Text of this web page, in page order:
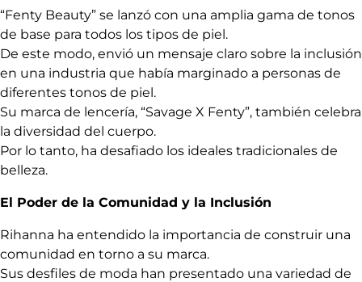
“Fenty Beauty” se lanzó con una amplia gama de tonos
de base para todos los tipos de piel.
De este modo, envió un mensaje claro sobre la inclusión
en una industria que había marginado a personas de
diferentes tonos de piel.
Su marca de lencería, “Savage X Fenty”, también celebra
la diversidad del cuerpo.
Por lo tanto, ha desafiado los ideales tradicionales de
belleza.
El Poder de la Comunidad y la Inclusión
Rihanna ha entendido la importancia de construir una
comunidad en torno a su marca.
Sus desfiles de moda han presentado una variedad de